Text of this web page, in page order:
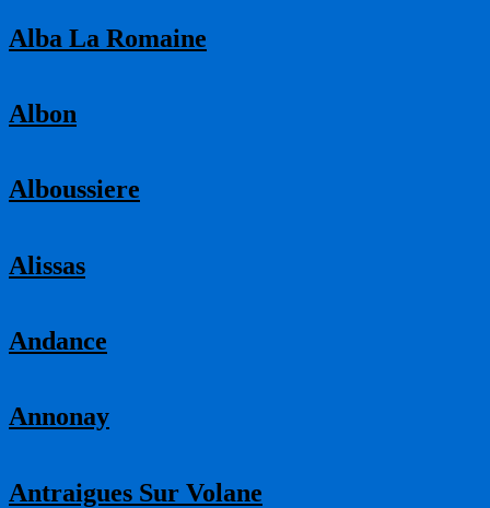
Alba La Romaine
Albon
Alboussiere
Alissas
Andance
Annonay
Antraigues Sur Volane